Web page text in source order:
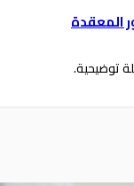
المعقدة
توضيحية.